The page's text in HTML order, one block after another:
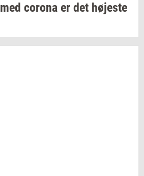
med cor­o­na er det hø­je­ste